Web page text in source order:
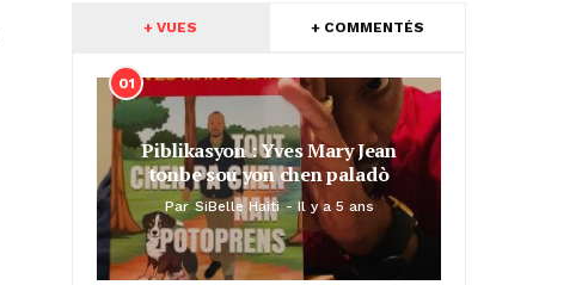
+ VUES + COMMENTÉS
01
Piblikasyon : Yves Mary Jean
tonbe sou yon chen paladò
Par SiBelle Haiti Il y a 5 ans